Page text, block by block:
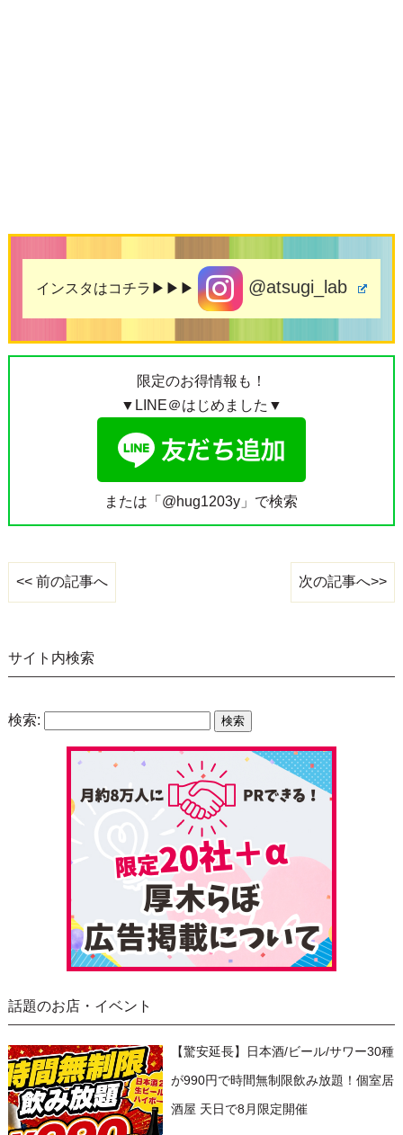
インスタはコチラ▶▶▶ @atsugi_lab
限定のお得情報も！
▼LINE＠はじめました▼
または「@hug1203y」で検索
<< 前の記事へ 次の記事へ>>
サイト内検索
検索:
話題のお店・イベント
【驚安延長】日本酒/ビール/サワー30種
が990円で時間無制限飲み放題！個室居
酒屋 天日で8月限定開催